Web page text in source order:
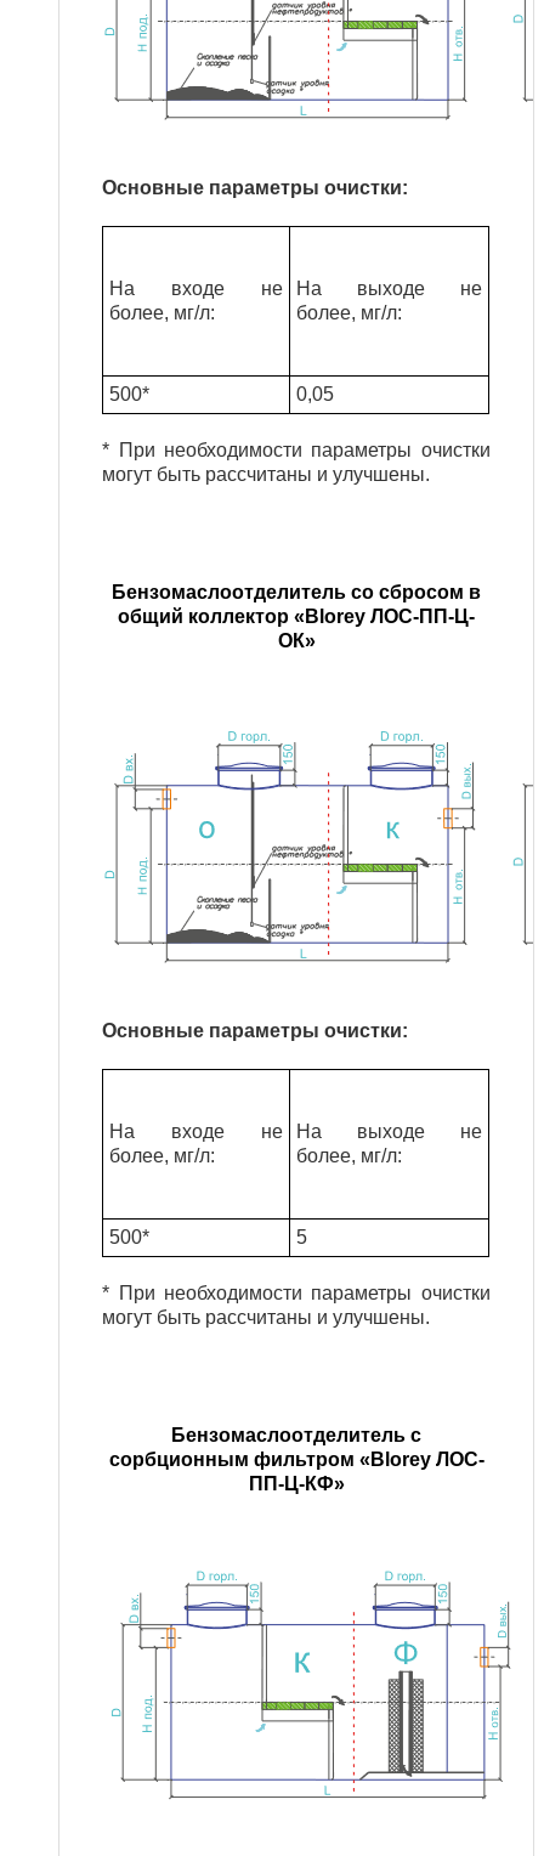
Основные параметры очистки:
На входе не
более, мг/л:
На выходе не
более, мг/л:
500* 0,05
* При необходимости параметры очистки
могут быть рассчитаны и улучшены.
Бензомаслоотделитель со сбросом в
общий коллектор «Blorey ЛОС-ПП-Ц-
ОК»
Основные параметры очистки:
На входе не
более, мг/л:
На выходе не
более, мг/л:
500* 5
* При необходимости параметры очистки
могут быть рассчитаны и улучшены.
Бензомаслоотделитель с
сорбционным фильтром «Blorey ЛОС-
ПП-Ц-КФ»